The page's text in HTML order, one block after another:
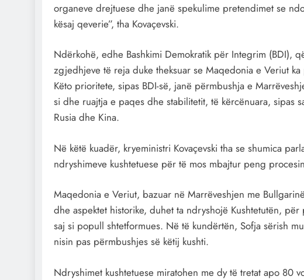
organeve drejtuese dhe janë spekulime pretendimet se
kësaj qeverie”, tha Kovaçevski.
Ndërkohë, edhe Bashkimi Demokratik për Integrim (BDI),
zgjedhjeve të reja duke theksuar se Maqedonia e Veriut
Këto prioritete, sipas BDI-së, janë përmbushja e
si dhe ruajtja e paqes dhe stabilitetit, të kërcënuara, sipas
Rusia dhe Kina.
Në këtë kuadër, kryeministri Kovaçevski tha se shumica
ndryshimeve kushtetuese për të mos mbajtur peng
Maqedonia e Veriut, bazuar në Marrëveshjen me
dhe aspektet historike, duhet ta ndryshojë Kushtetutën,
saj si popull shtetformues. Në të kundërtën, Sofja sërish
nisin pas përmbushjes së këtij kushti.
Ndryshimet kushtetuese miratohen me dy të tretat apo 80